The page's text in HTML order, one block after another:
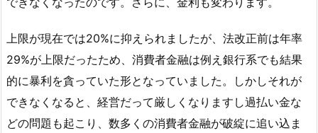
上限が現在では20%に抑えられましたが、法改正前は年率
29%が上限だったため、消費者金融は例え銀行系でも結果
的に暴利を貪っていた形となっていました。しかしそれが
できなくなると、経営だって厳しくなりますし過払い金な
どの問題も起こり、数多くの消費者金融が破綻に追い込ま